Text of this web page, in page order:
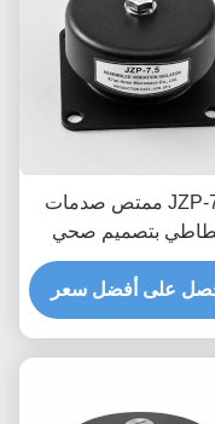
JZP-7.5 ممتص صدمات
بتصميم صحي
مع سهولة الغسل
التدريجي
على أفضل سعر